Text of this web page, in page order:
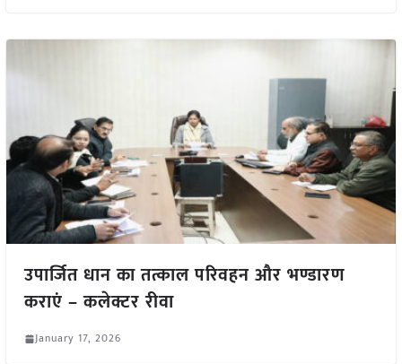
उपार्जित धान का तत्काल परिवहन और भण्डारण
कराएं – कलेक्टर रीवा
January 17, 2026